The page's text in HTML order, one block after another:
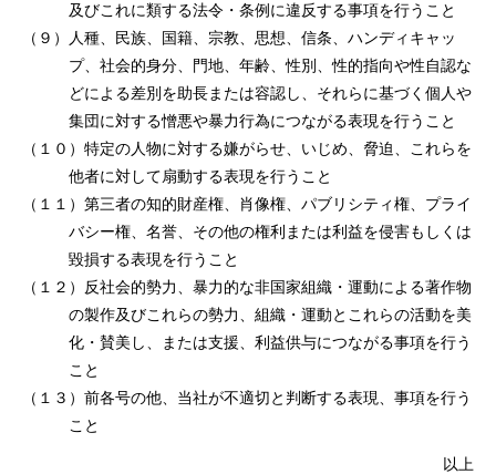
及びこれに類する法令・条例に違反する事項を⾏うこと
（９）⼈種、⺠族、国籍、宗教、思想、信条、ハンディキャッ
プ、社会的⾝分、⾨地、年齢、性別、性的指向や性⾃認な
どによる差別を助⻑または容認し、それらに基づく個⼈や
集団に対する憎悪や暴⼒⾏為につながる表現を⾏うこと
（１０）特定の⼈物に対する嫌がらせ、いじめ、脅迫、これらを
他者に対して扇動する表現を⾏うこと
（１１）第三者の知的財産権、肖像権、パブリシティ権、プライ
バシー権、名誉、その他の権利または利益を侵害もしくは
毀損する表現を⾏うこと
（１２）反社会的勢⼒、暴⼒的な⾮国家組織・運動による著作物
の製作及びこれらの勢⼒、組織・運動とこれらの活動を美
化・賛美し、または⽀援、利益供与につながる事項を⾏う
こと
（１３）前各号の他、当社が不適切と判断する表現、事項を⾏う
こと
以上